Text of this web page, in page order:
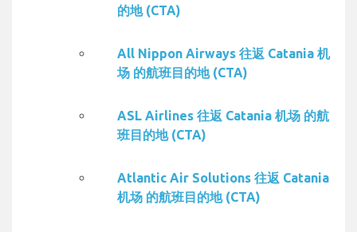
的地 (CTA)
All Nippon Airways 往返 Catania 机
场 的航班目的地 (CTA)
ASL Airlines 往返 Catania 机场 的航
班目的地 (CTA)
Atlantic Air Solutions 往返 Catania
机场 的航班目的地 (CTA)